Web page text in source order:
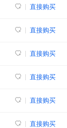
直接购买
直接购买
直接购买
直接购买
直接购买
直接购买